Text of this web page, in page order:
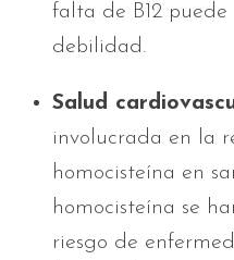
falta de B12
debilidad.
Salud
involucrada en la
homocisteína en
homocisteína se
riesgo de